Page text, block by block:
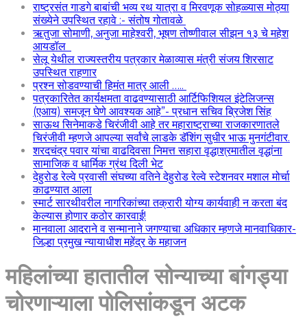
राष्ट्रसंत गाडगे बाबांची भव्य रथ यात्रा व मिरवणूक सोहळ्यास मोठ्या
संख्येने उपस्थित रहावे :- संतोष गोतावळे
ऋतुजा सोमाणी, अनुजा माहेश्वरी, भूषण तोष्णीवाल सीझन १३ चे महेश
आयडॉल
सेलू येथील राज्यस्तरीय पत्रकार मेळाव्यास मंत्री संजय शिरसाट
उपस्थित राहणार
प्रश्न सोडवण्याची हिमंत मात्र आली …..
पत्रकारितेत कार्यक्षमता वाढवण्यासाठी आर्टिफिशियल इंटेलिजन्स
(एआय) समजून घेणे आवश्यक आहे”- प्रधान सचिव ब्रिजेश सिंह
साऊथ सिनेमाकडे चिरंजीवी आहे तर महाराष्ट्राच्या राजकारणातले
चिरंजीवी म्हणजे आपल्या सर्वांचे लाडके डॅशिंग सुधीर भाऊ मुनगंटीवार.
शरदचंद्र पवार यांचा वाढदिवसा निमत्त सहारा वृद्धाश्रमातील वृद्धांना
सामाजिक व धार्मिक ग्रंथ दिली भेट
देहुरोड रेल्वे प्रवासी संघच्या वतिने देहुरोड रेल्वे स्टेशनवर मशाल मोर्चा
काढण्यात आला
स्मार्ट सारथीवरील नागरिकांच्या तक्रारी योग्य कार्यवाही न करता बंद
केल्यास होणार कठोर कारवाई!
मानवाला आदराने व सन्मानाने जगण्याचा अधिकार म्हणजे मानवाधिकार-
जिल्हा प्रमुख न्यायाधीश महेंद्र के महाजन
महिलांच्या हातातील सोन्याच्या बांगड्या
चोरणाऱ्याला पोलिसांकडून अटक